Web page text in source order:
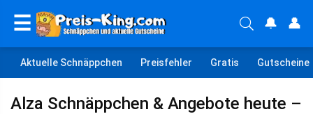
☰ 🔔 👤
Aktuelle Schnäppchen Preisfehler Gratis Gutscheine
Alza Schnäppchen & Angebote heute –